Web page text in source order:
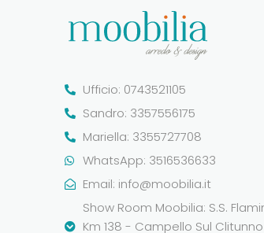
Ufficio: 0743521105
Sandro: 3357556175
Mariella: 3355727708
WhatsApp: 3516536633
Email: info@moobilia.it
Show Room Moobilia: S.S.
Km 138 - Campello Sul Clitunno